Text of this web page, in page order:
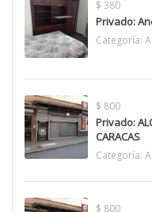
$ 380
Privado:
Categoría:
$ 800
Privado:
CARACAS
Categoría:
$ 800